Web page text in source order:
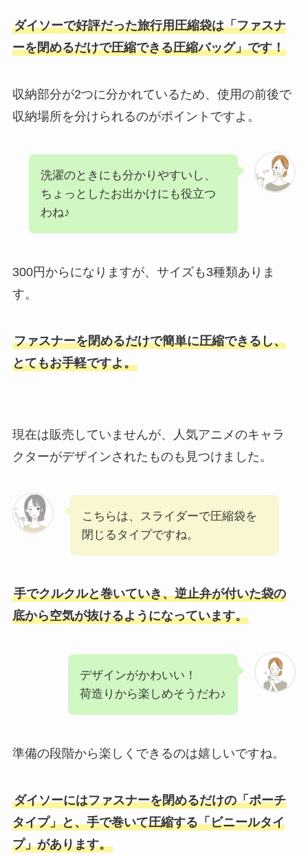
ダイソーで好評だった旅行用圧縮袋は「ファスナ
ーを閉めるだけで圧縮できる圧縮バッグ」です！
収納部分が2つに分かれているため、使用の前後で
収納場所を分けられるのがポイントですよ。
洗濯のときにも分かりやすいし、
ちょっとしたお出かけにも役立つ
わね♪
300円からになりますが、サイズも3種類ありま
す。
ファスナーを閉めるだけで簡単に圧縮できるし、
とてもお手軽ですよ。
現在は販売していませんが、人気アニメのキャラ
クターがデザインされたものも見つけました。
こちらは、スライダーで圧縮袋を
閉じるタイプですね。
手でクルクルと巻いていき、逆止弁が付いた袋の
底から空気が抜けるようになっています。
デザインがかわいい！
荷造りから楽しめそうだわ♪
準備の段階から楽しくできるのは嬉しいですね。
ダイソーにはファスナーを閉めるだけの「ポーチ
タイプ」と、手で巻いて圧縮する「ビニールタイ
プ」があります。